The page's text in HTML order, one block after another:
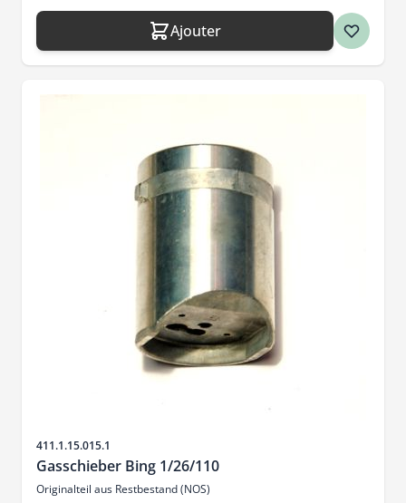
Ajouter
SKU
411.1.15.015.1
Gasschieber Bing 1/26/110
Originalteil aus Restbestand (NOS)